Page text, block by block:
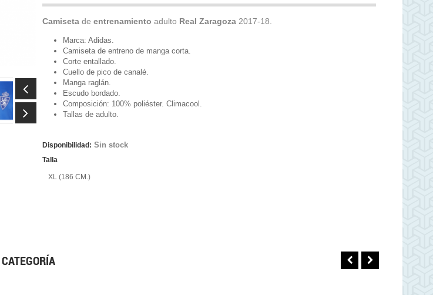
Camisetade entrenamiento adulto Real Zaragoza2017-18.
Marca: Adidas.
Camiseta de entreno de manga corta.
Corte entallado.
Cuello de pico de canalé.
Manga raglán.
Escudo bordado.
Composición: 100% poliéster. Climacool.
Tallas de adulto.
Disponibilidad: Sin stock
Talla
XL (186 CM.)